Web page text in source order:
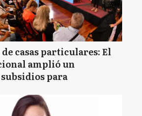
casas particulares: El
amplió un
para